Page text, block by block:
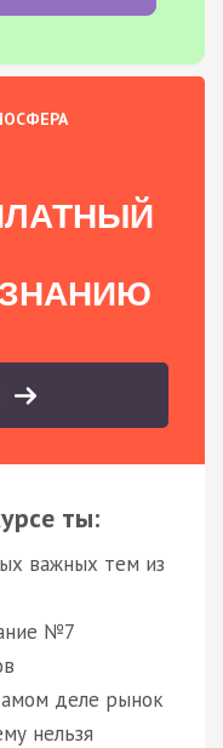
ты:
важных тем из
№7
деле рынок
нельзя